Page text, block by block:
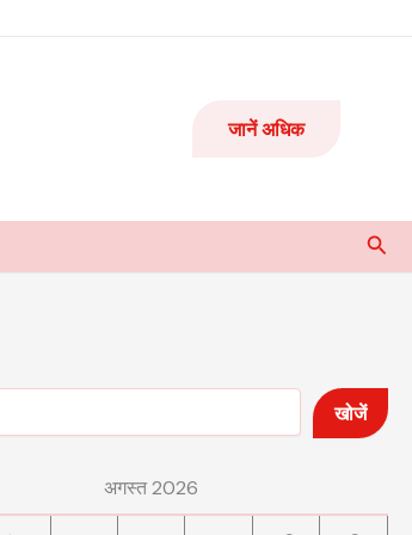
जानें अधिक
खोजें
अगस्त 2026